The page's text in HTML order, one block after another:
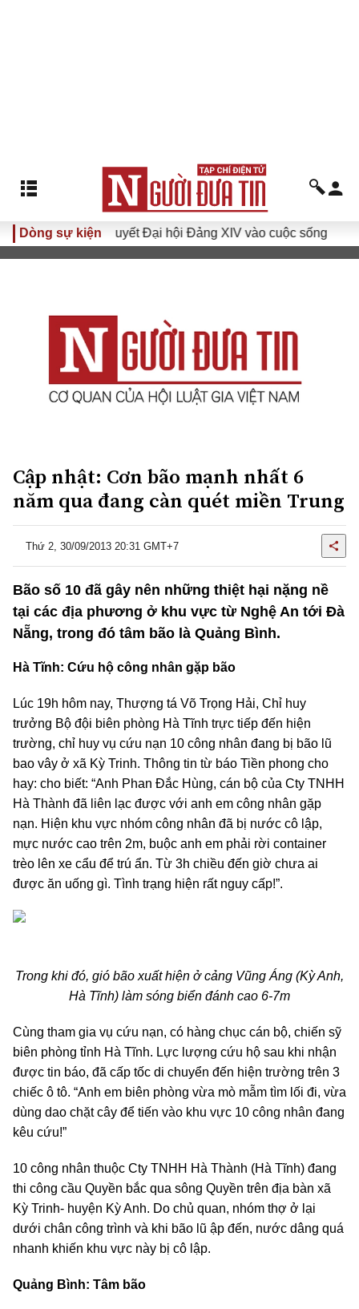
Dòng sự kiện
Đưa Nghị quyết Đại hội Đảng XIV vào cuộc sống Hướng
Cập nhật: Cơn bão mạnh nhất 6
năm qua đang càn quét miền Trung
Thứ 2, 30/09/2013 20:31 GMT+7
Bão số 10 đã gây nên những thiệt hại nặng nề
tại các địa phương ở khu vực từ Nghệ An tới Đà
Nẵng, trong đó tâm bão là Quảng Bình.
Hà Tĩnh: Cứu hộ công nhân gặp bão
Lúc 19h hôm nay, Thượng tá Võ Trọng Hải, Chỉ huy
trưởng Bộ đội biên phòng Hà Tĩnh trực tiếp đến hiện
trường, chỉ huy vụ cứu nạn 10 công nhân đang bị bão lũ
bao vây ở xã Kỳ Trinh. Thông tin từ báo Tiền phong cho
hay: cho biết: “Anh Phan Đắc Hùng, cán bộ của Cty TNHH
Hà Thành đã liên lạc được với anh em công nhân gặp
nạn. Hiện khu vực nhóm công nhân đã bị nước cô lập,
mực nước cao trên 2m, buộc anh em phải rời container
trèo lên xe cẩu để trú ẩn. Từ 3h chiều đến giờ chưa ai
được ăn uống gì. Tình trạng hiện rất nguy cấp!”.
Trong khi đó, gió bão xuất hiện ở cảng Vũng Áng (Kỳ Anh,
Hà Tĩnh) làm sóng biển đánh cao 6-7m
Cùng tham gia vụ cứu nạn, có hàng chục cán bộ, chiến sỹ
biên phòng tỉnh Hà Tĩnh. Lực lượng cứu hộ sau khi nhận
được tin báo, đã cấp tốc di chuyển đến hiện trường trên 3
chiếc ô tô. “Anh em biên phòng vừa mò mẫm tìm lối đi, vừa
dùng dao chặt cây để tiến vào khu vực 10 công nhân đang
kêu cứu!”
10 công nhân thuộc Cty TNHH Hà Thành (Hà Tĩnh) đang
thi công cầu Quyền bắc qua sông Quyền trên địa bàn xã
Kỳ Trinh- huyện Kỳ Anh. Do chủ quan, nhóm thợ ở lại
dưới chân công trình và khi bão lũ ập đến, nước dâng quá
nhanh khiến khu vực này bị cô lập.
Quảng Bình: Tâm bão